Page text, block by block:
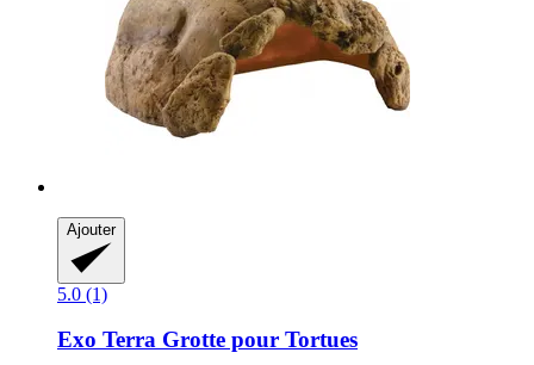
Ajouter
5.0 (1)
Exo Terra Grotte pour Tortues